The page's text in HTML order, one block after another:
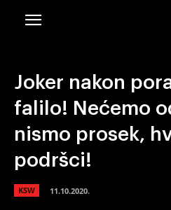
Joker nakon
falilo! Nećemo
nismo prosek,
podršci!
KSW 11.10.2020.